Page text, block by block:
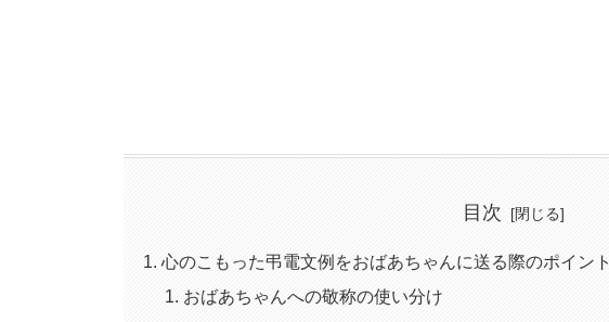
目次
心のこもった弔電文例をおばあちゃんに送る際のポイント
おばあちゃんへの敬称の使い分け